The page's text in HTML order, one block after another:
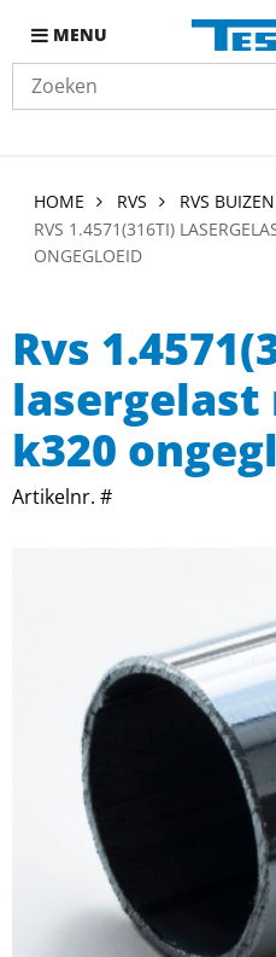
MENU
HOME RVS RVS BUIZEN
RVS 1.4571(316TI)
ONGEGLOEID
Rvs
lasergelast
k320
Artikelnr. #